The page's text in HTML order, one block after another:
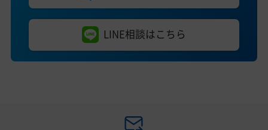
LINE相談はこちら